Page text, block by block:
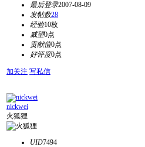
最后登录2007-08-09
发帖数28
经验10枚
威望0点
贡献值0点
好评度0点
加关注 写私信
nickwei
火狐狸
UID7494